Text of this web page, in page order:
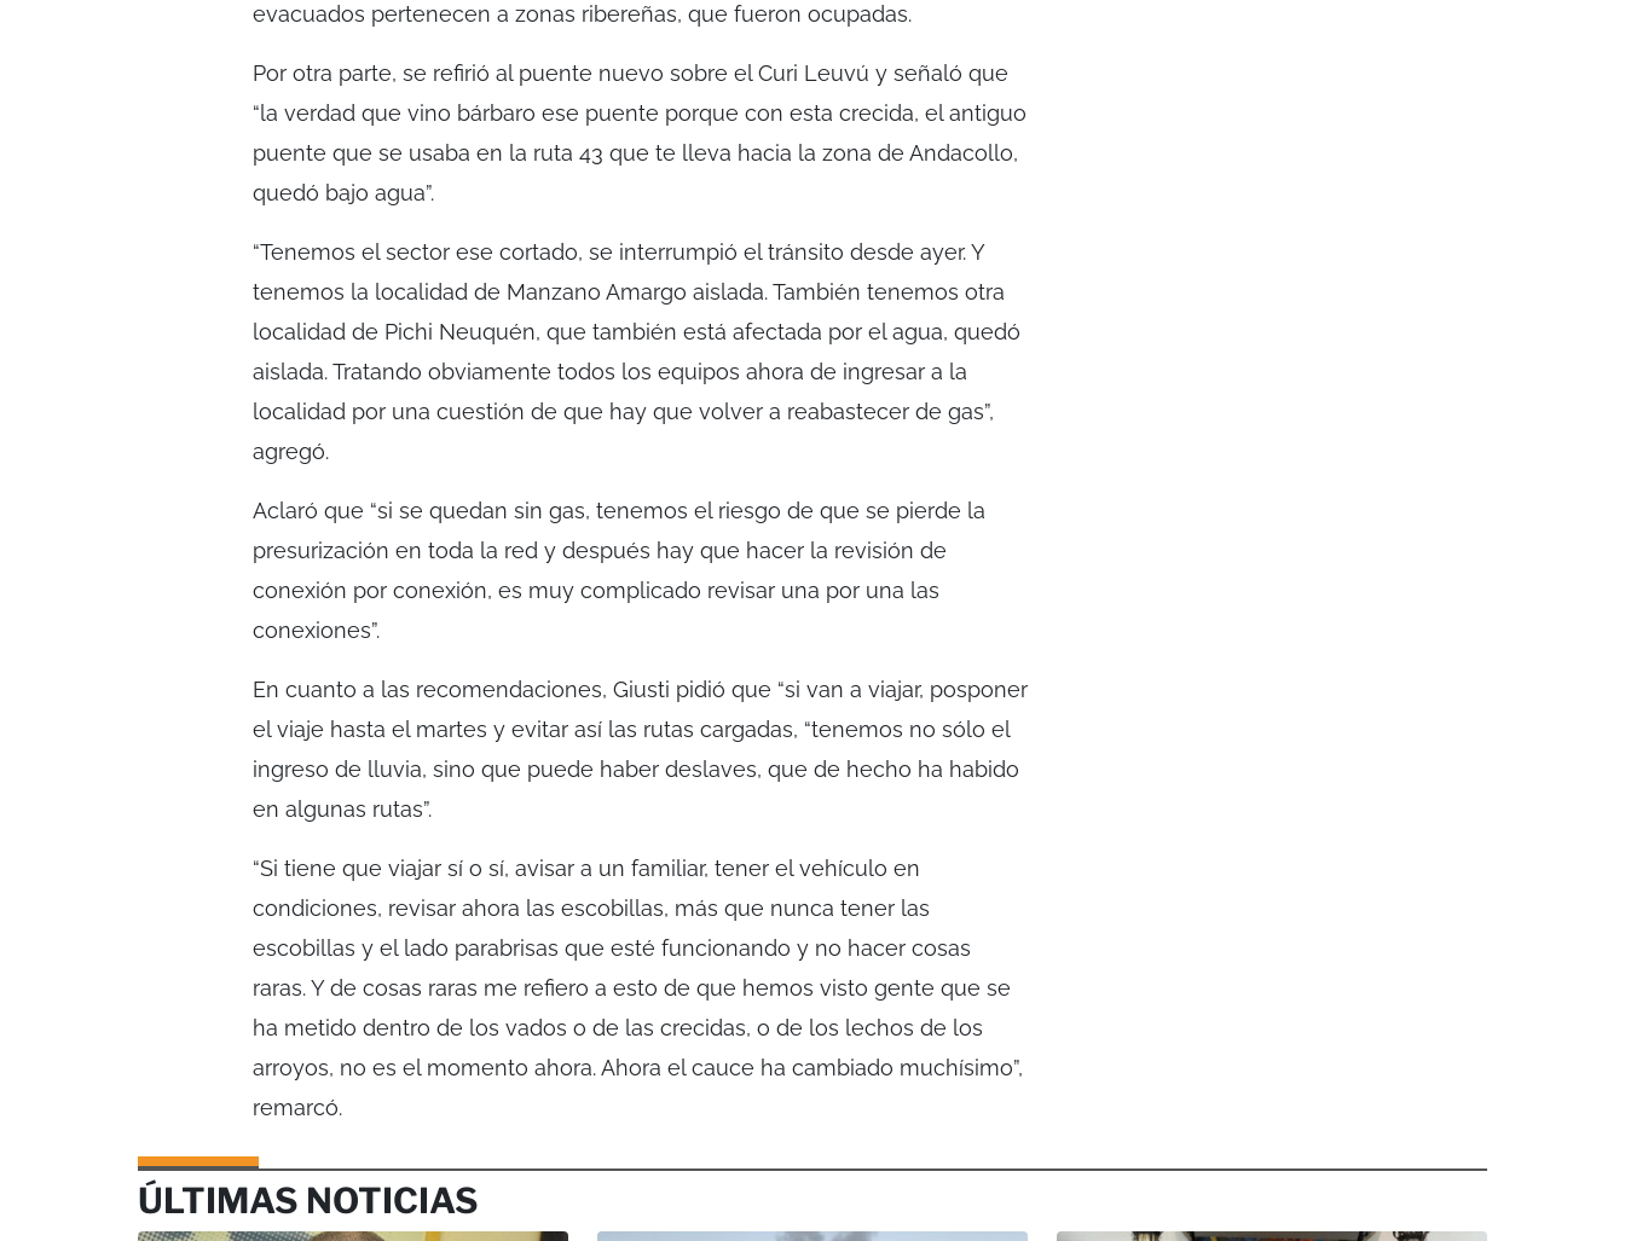
evacuados pertenecen a zonas ribereñas, que fueron ocupadas.
Por otra parte, se refirió al puente nuevo sobre el Curi Leuvú y señaló que
“la verdad que vino bárbaro ese puente porque con esta crecida, el antiguo
puente que se usaba en la ruta 43 que te lleva hacia la zona de Andacollo,
quedó bajo agua”.
“Tenemos el sector ese cortado, se interrumpió el tránsito desde ayer. Y
tenemos la localidad de Manzano Amargo aislada. También tenemos otra
localidad de Pichi Neuquén, que también está afectada por el agua, quedó
aislada. Tratando obviamente todos los equipos ahora de ingresar a la
localidad por una cuestión de que hay que volver a reabastecer de gas”,
agregó.
Aclaró que “si se quedan sin gas, tenemos el riesgo de que se pierde la
presurización en toda la red y después hay que hacer la revisión de
conexión por conexión, es muy complicado revisar una por una las
conexiones”.
En cuanto a las recomendaciones, Giusti pidió que “si van a viajar, posponer
el viaje hasta el martes y evitar así las rutas cargadas, “tenemos no sólo el
ingreso de lluvia, sino que puede haber deslaves, que de hecho ha habido
en algunas rutas”.
“Si tiene que viajar sí o sí, avisar a un familiar, tener el vehículo en
condiciones, revisar ahora las escobillas, más que nunca tener las
escobillas y el lado parabrisas que esté funcionando y no hacer cosas
raras. Y de cosas raras me refiero a esto de que hemos visto gente que se
ha metido dentro de los vados o de las crecidas, o de los lechos de los
arroyos, no es el momento ahora. Ahora el cauce ha cambiado muchísimo”,
remarcó.
ÚLTIMAS NOTICIAS